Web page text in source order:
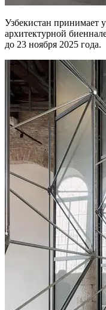
Узбекистан принимает
архитектурной
до 23 ноября 2025 года.